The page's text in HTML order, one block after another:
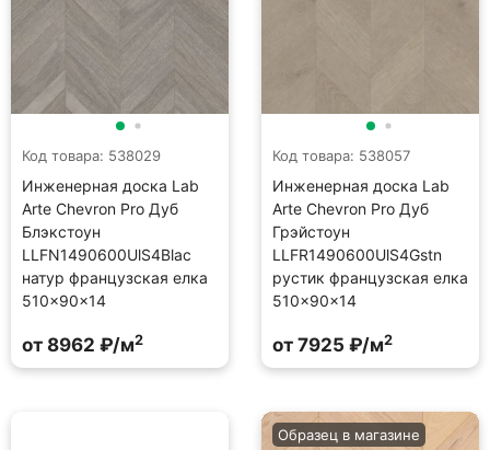
Код товара: 538029
Инженерная доска Lab
Arte Chevron Pro Дуб
Блэкстоун
LLFN1490600UlS4Blac
натур французская елка
510×90×14
от 8962 ₽/м2
Код товара: 538057
Инженерная доска Lab
Arte Chevron Pro Дуб
Грэйстоун
LLFR1490600UlS4Gstn
рустик французская елка
510×90×14
от 7925 ₽/м2
Образец в магазине